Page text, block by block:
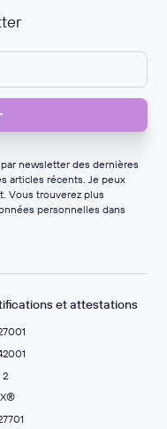
newsletter des dernières
articles récents. Je peux
Vous trouverez plus
personnelles dans
et attestations
2